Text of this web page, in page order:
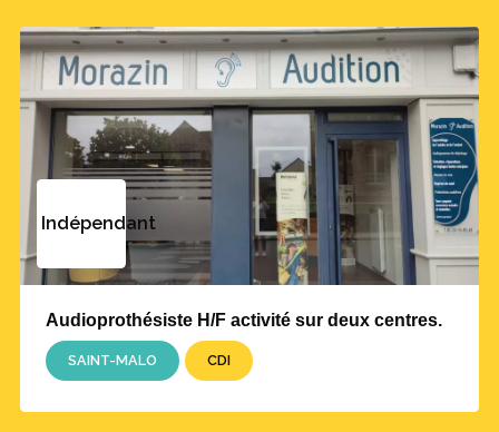
Indépendant
Audioprothésiste H/F activité sur deux centres.
SAINT-MALO CDI